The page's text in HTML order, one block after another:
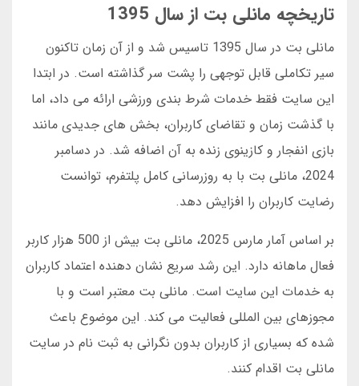
تاریخچه مانلی بت از سال 1395
مانلی بت در سال 1395 تاسیس شد و از آن زمان تاکنون
سیر تکاملی قابل توجهی را پشت سر گذاشته است. در ابتدا
این سایت فقط خدمات شرط بندی ورزشی ارائه می داد، اما
با گذشت زمان و تقاضای کاربران، بخش های جدیدی مانند
بازی انفجار و کازینوی زنده به آن اضافه شد. در دسامبر
2024، مانلی بت با به روزرسانی کامل پلتفرم، توانست
رضایت کاربران را افزایش دهد.
بر اساس آمار مارس 2025، مانلی بت بیش از 500 هزار کاربر
فعال ماهانه دارد. این رشد سریع نشان دهنده اعتماد کاربران
به خدمات این سایت است. مانلی بت معتبر است و با
مجوزهای بین المللی فعالیت می کند. این موضوع باعث
شده که بسیاری از کاربران بدون نگرانی به ثبت نام در سایت
مانلی بت اقدام کنند.